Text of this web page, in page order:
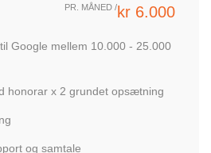
kr 6.000
PR. MÅNED /
Google mellem 10.000 - 25.000
honorar x 2 grundet opsætning
og samtale